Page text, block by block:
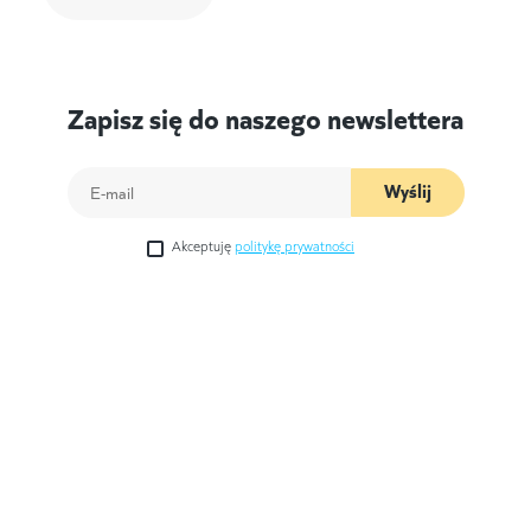
Zapisz się do naszego newslettera
Wyślij
Akceptuję politykę prywatności